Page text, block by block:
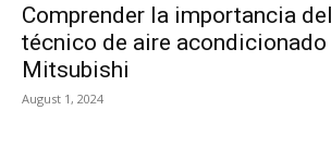
Comprender la importancia
técnico de aire acondicionado
Mitsubishi
August 1, 2024